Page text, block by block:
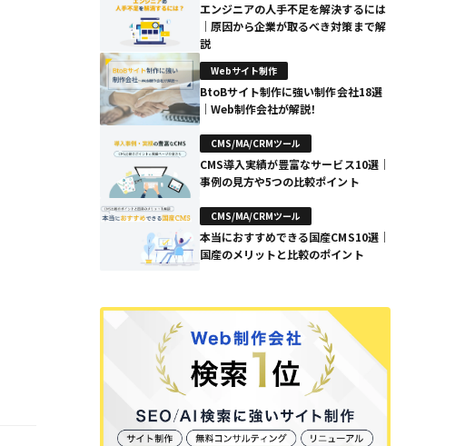
エンジニアの人手不足を解決するには
｜原因から企業が取るべき対策まで解
説
Webサイト制作
BtoBサイト制作に強い制作会社18選
｜Web制作会社が解説！
CMS/MA/CRMツール
CMS導入実績が豊富なサービス10選｜
事例の見方や5つの比較ポイント
CMS/MA/CRMツール
本当におすすめできる国産CMS10選｜
国産のメリットと比較のポイント